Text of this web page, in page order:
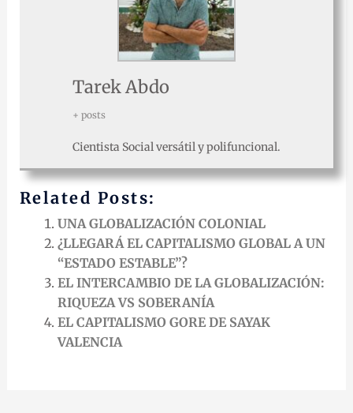
Tarek Abdo
+ posts
Cientista Social versátil y polifuncional.
Related Posts:
UNA GLOBALIZACIÓN COLONIAL
¿LLEGARÁ EL CAPITALISMO GLOBAL A UN
“ESTADO ESTABLE”?
EL INTERCAMBIO DE LA GLOBALIZACIÓN:
RIQUEZA VS SOBERANÍA
EL CAPITALISMO GORE DE SAYAK
VALENCIA